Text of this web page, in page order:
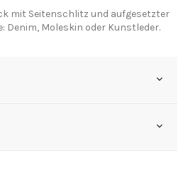
mit Seitenschlitz und aufgesetzter
Denim, Moleskin oder Kunstleder.